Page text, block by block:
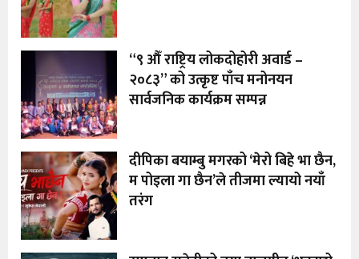
“९ औँ राष्ट्रिय लोकदोहोरी अवार्ड –
२०८३” को उत्कृष्ट पाँच मनोनयन
सार्वजनिक कार्यक्रम सम्पन्न
दीपिका बयाम्बु मगरको ‘मेरो बिहे भा छैन,
म पोइला गा छैन’ले तीजमा ल्यायो नयाँ
तरंग